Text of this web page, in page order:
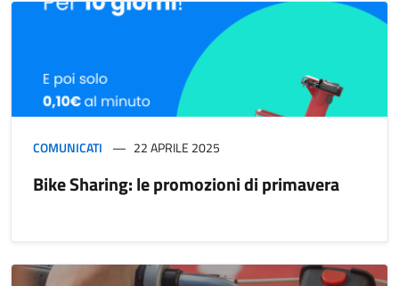
COMUNICATI 22 APRILE 2025
Bike Sharing: le promozioni di primavera